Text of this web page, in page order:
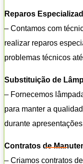
Reparos
– Contamos com
realizar reparos
problemas técnicos
Substituição de
– Fornecemos
para manter a
durante
Contratos de
– Criamos contratos